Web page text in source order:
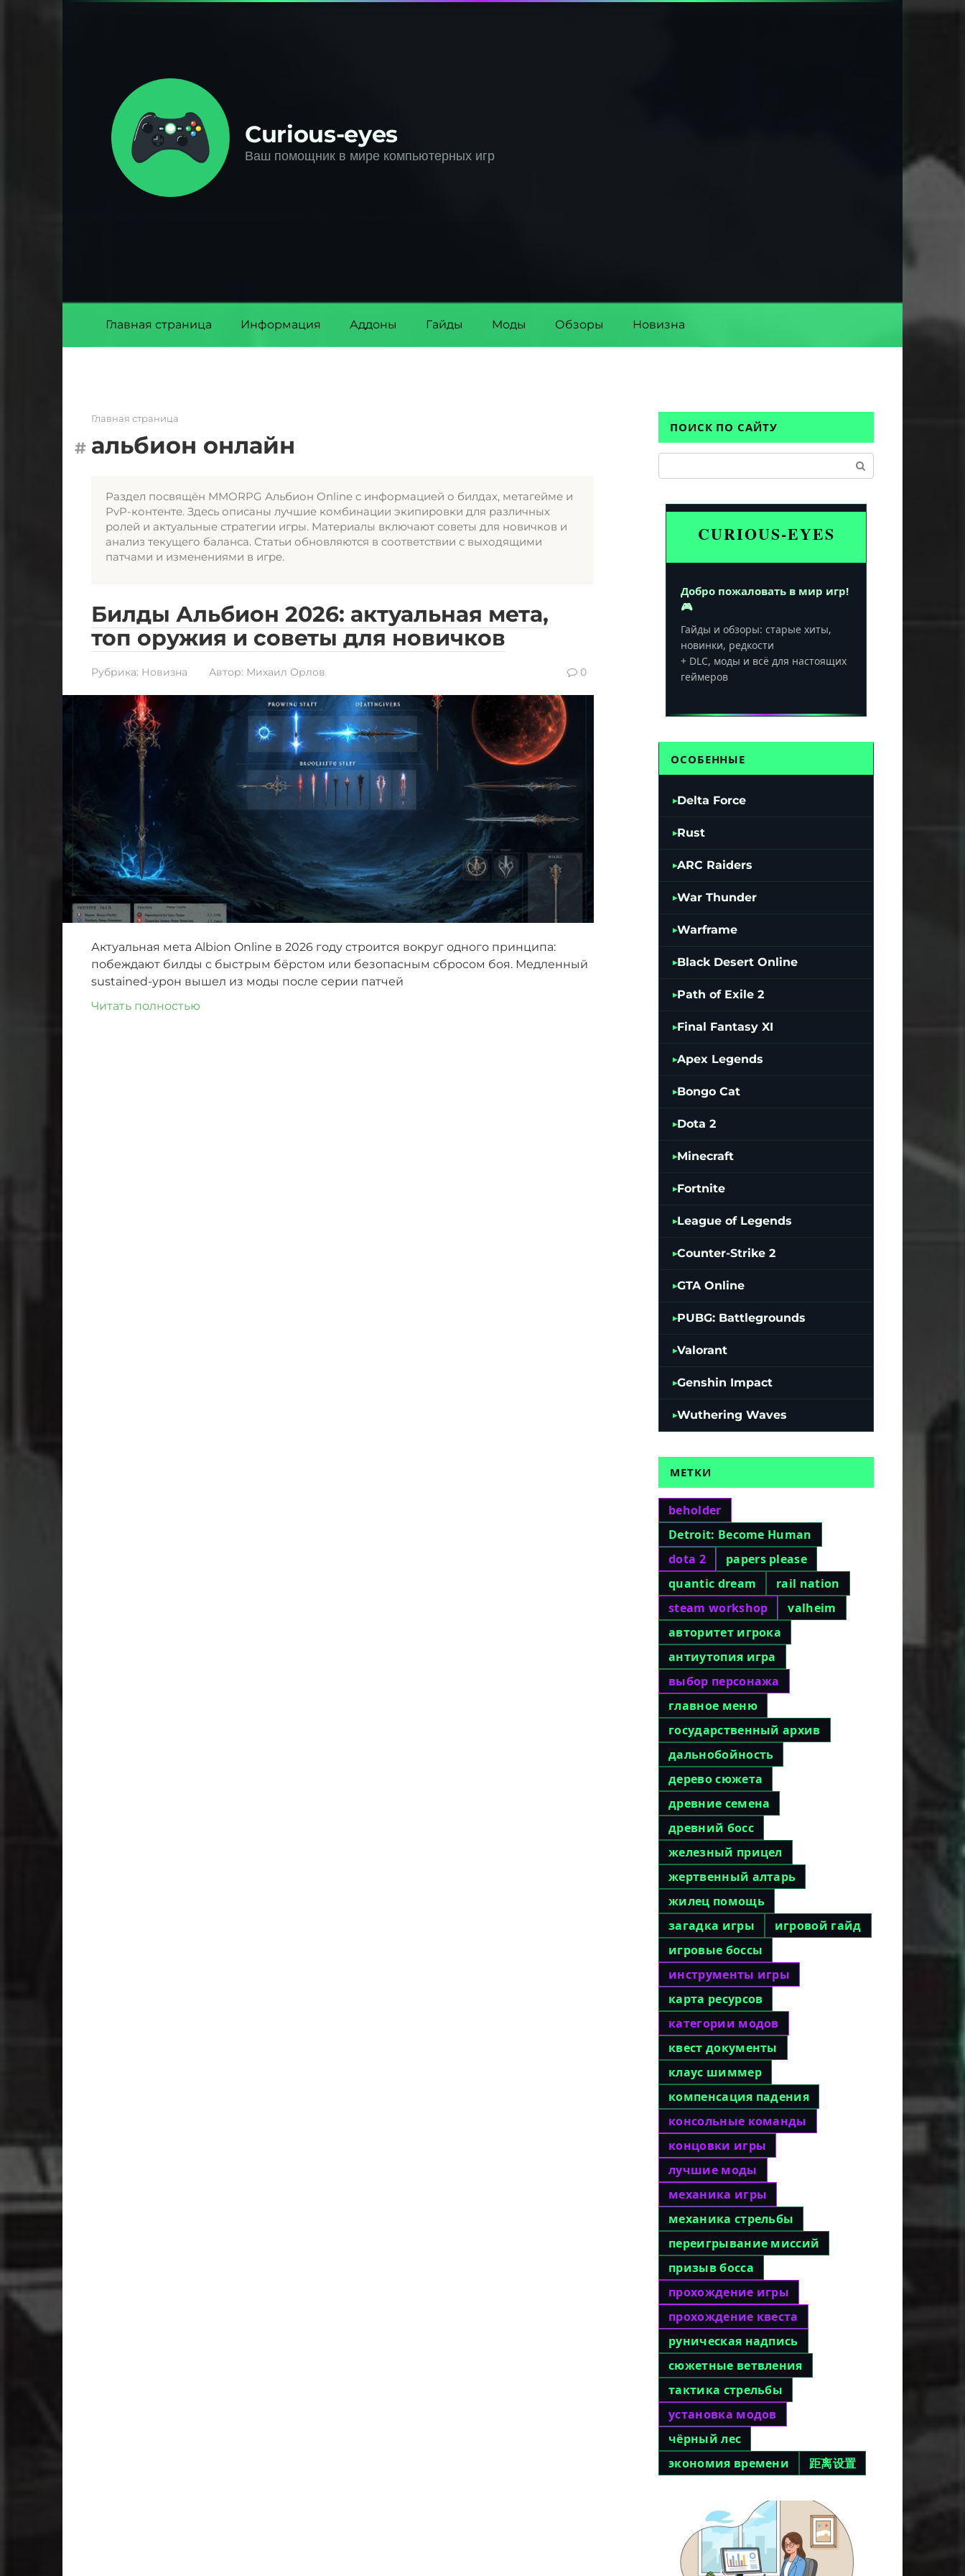
Curious-eyes
Ваш помощник в мире компьютерных игр
Главная страница Информация Аддоны Гайды Моды Обзоры Новизна
Главная страница
альбион онлайн
Раздел посвящён MMORPG Альбион Online с информацией о билдах, метагейме и
PvP-контенте. Здесь описаны лучшие комбинации экипировки для различных
ролей и актуальные стратегии игры. Материалы включают советы для новичков и
анализ текущего баланса. Статьи обновляются в соответствии с выходящими
патчами и изменениями в игре.
Билды Альбион 2026: актуальная мета,
топ оружия и советы для новичков
Рубрика: Новизна Автор: Михаил Орлов 0
Актуальная мета Albion Online в 2026 году строится вокруг одного принципа:
побеждают билды с быстрым бёрстом или безопасным сбросом боя. Медленный
sustained-урон вышел из моды после серии патчей
Читать полностью
ПОИСК ПО САЙТУ
CURIOUS-EYES
Добро пожаловать в мир игр!
🎮
Гайды и обзоры: старые хиты,
новинки, редкости
+ DLC, моды и всё для настоящих
геймеров
ОСОБЕННЫЕ
Delta Force
Rust
ARC Raiders
War Thunder
Warframe
Black Desert Online
Path of Exile 2
Final Fantasy XI
Apex Legends
Bongo Cat
Dota 2
Minecraft
Fortnite
League of Legends
Counter-Strike 2
GTA Online
PUBG: Battlegrounds
Valorant
Genshin Impact
Wuthering Waves
МЕТКИ
beholder
Detroit: Become Human
dota 2
papers please
quantic dream
rail nation
steam workshop
valheim
авторитет игрока
антиутопия игра
выбор персонажа
главное меню
государственный архив
дальнобойность
дерево сюжета
древние семена
древний босс
железный прицел
жертвенный алтарь
жилец помощь
загадка игры
игровой гайд
игровые боссы
инструменты игры
карта ресурсов
категории модов
квест документы
клаус шиммер
компенсация падения
консольные команды
концовки игры
лучшие моды
механика игры
механика стрельбы
переигрывание миссий
призыв босса
прохождение игры
прохождение квеста
руническая надпись
сюжетные ветвления
тактика стрельбы
установка модов
чёрный лес
экономия времени
距离设置